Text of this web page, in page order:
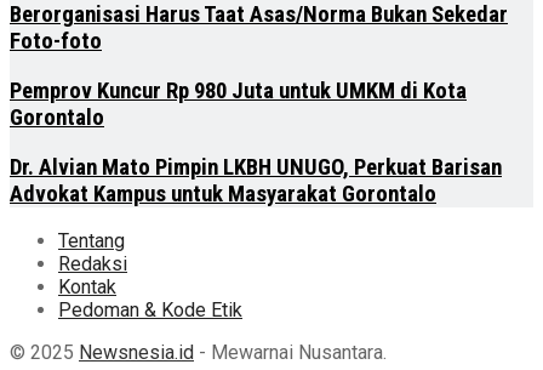
Berorganisasi Harus Taat Asas/Norma Bukan Sekedar
Foto-foto
Pemprov Kuncur Rp 980 Juta untuk UMKM di Kota
Gorontalo
Dr. Alvian Mato Pimpin LKBH UNUGO, Perkuat Barisan
Advokat Kampus untuk Masyarakat Gorontalo
Tentang
Redaksi
Kontak
Pedoman & Kode Etik
© 2025 Newsnesia.id - Mewarnai Nusantara.